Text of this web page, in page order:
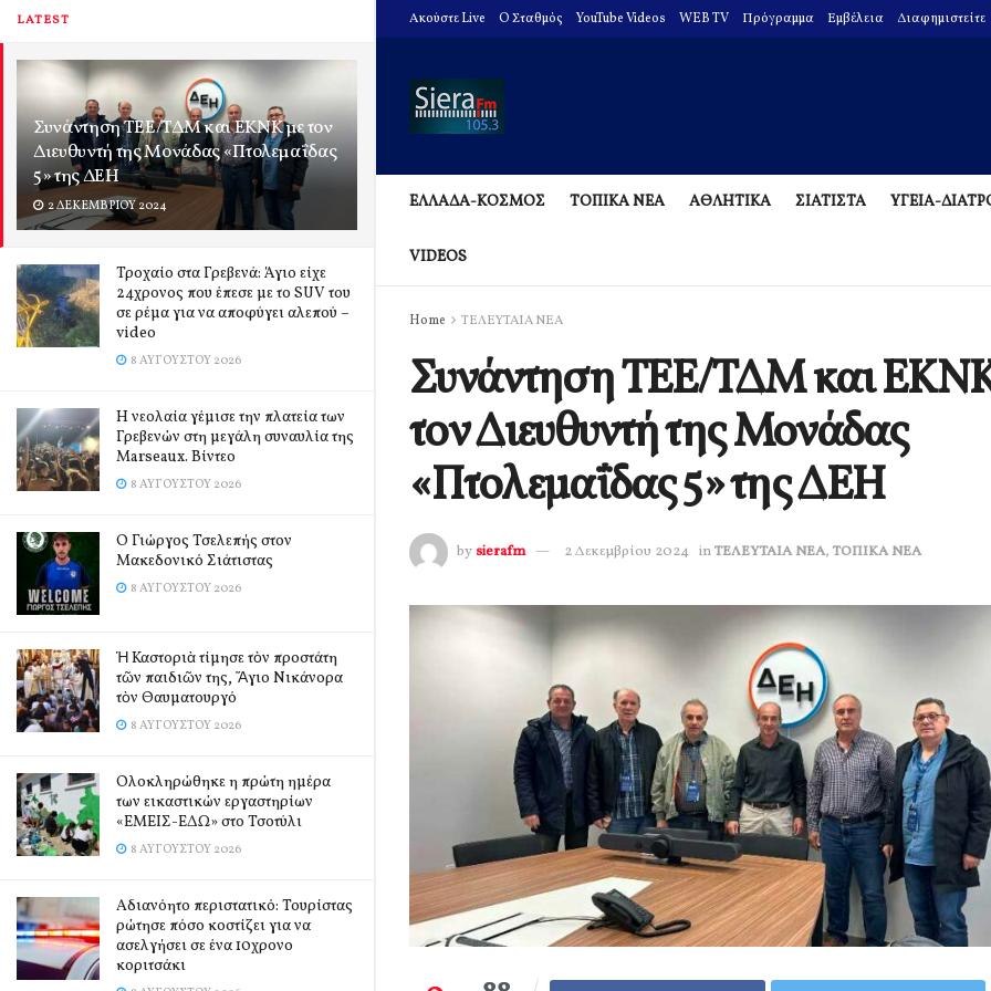
LATEST
Συνάντηση ΤΕΕ/ΤΔΜ και ΕΚΝΚ με τον
Διευθυντή της Μονάδας «Πτολεμαΐδας
5» της ΔΕΗ
2 ΔΕΚΕΜΒΡΊΟΥ 2024
Τροχαίο στα Γρεβενά: Άγιο είχε
24χρονος που έπεσε με το SUV του
σε ρέμα για να αποφύγει αλεπού –
video
8 ΑΥΓΟΎΣΤΟΥ 2026
Η νεολαία γέμισε την πλατεία των
Γρεβενών στη μεγάλη συναυλία της
Marseaux. Βίντεο
8 ΑΥΓΟΎΣΤΟΥ 2026
Ο Γιώργος Τσελεπής στον
Μακεδονικό Σιάτιστας
8 ΑΥΓΟΎΣΤΟΥ 2026
Ἡ Καστοριὰ τίμησε τὸν προστάτη
τῶν παιδιῶν της, Ἅγιο Νικάνορα
τὸν Θαυματουργό
8 ΑΥΓΟΎΣΤΟΥ 2026
Ολοκληρώθηκε η πρώτη ημέρα
των εικαστικών εργαστηρίων
«ΕΜΕΙΣ-ΕΔΩ» στο Τσοτύλι
8 ΑΥΓΟΎΣΤΟΥ 2026
Αδιανόητο περιστατικό: Τουρίστας
ρώτησε πόσο κοστίζει για να
ασελγήσει σε ένα 10χρονο
κοριτσάκι
Ακούστε Live O Σταθμός YouTube Videos WEB TV Πρόγραμμα Εμβέλεια Διαφημιστείτε
ΕΛΛΑΔΑ-ΚΟΣΜΟΣ ΤΟΠΙΚΑ ΝΕΑ ΑΘΛΗΤΙΚΑ ΣΙΑΤΙΣΤΑ ΥΓΕΙΑ-
VIDEOS
Home ΤΕΛΕΥΤΑΙΑ ΝΕΑ
Συνάντηση ΤΕΕ/ΤΔΜ και
τον Διευθυντή της Μονάδας
«Πτολεμαΐδας 5» της ΔΕΗ
by sierafm 2 Δεκεμβρίου 2024 inΤΕΛΕΥΤΑΙΑ ΝΕΑ, ΤΟΠΙΚΑ ΝΕΑ